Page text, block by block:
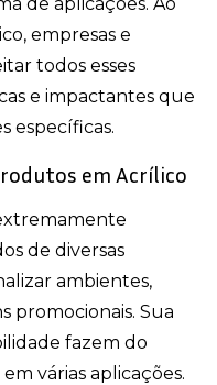
empresas e
todos esses
e impactantes que
específicas.
em Acrílico
de diversas
ambientes,
promocionais. Sua
fazem do
várias aplicações.